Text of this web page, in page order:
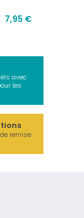
7,95 €
avec
les
remise